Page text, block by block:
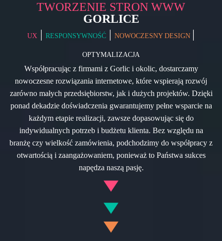
TWORZENIE STRON WWW
GORLICE
UX | RESPONSYWNOŚĆ | NOWOCZESNY DESIGN |
OPTYMALIZACJA
Współpracując z firmami z Gorlic i okolic, dostarczamy
nowoczesne rozwiązania internetowe, które wspierają rozwój
zarówno małych przedsiębiorstw, jak i dużych projektów. Dzięki
ponad dekadzie doświadczenia gwarantujemy pełne wsparcie na
każdym etapie realizacji, zawsze dopasowując się do
indywidualnych potrzeb i budżetu klienta. Bez względu na
branżę czy wielkość zamówienia, podchodzimy do współpracy z
otwartością i zaangażowaniem, ponieważ to Państwa sukces
napędza naszą pasję.